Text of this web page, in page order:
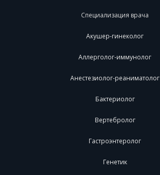
Специализация врача
Акушер-гинеколог
Аллерголог-иммунолог
Анестезиолог-реаниматолог
Бактериолог
Вертебролог
Гастроэнтеролог
Генетик